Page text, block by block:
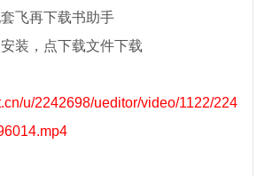
飞再下载书助手
装，点下载文件下载
u/2242698/ueditor/video/1122/224